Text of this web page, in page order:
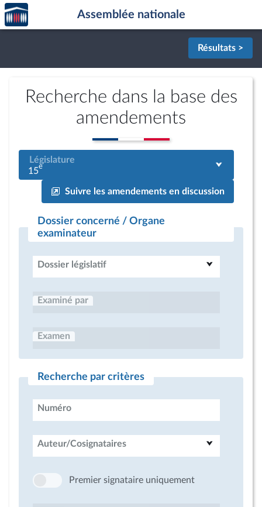
Aller au contenu
Aller en bas de la page
Accèder
à la
page
Assemblée nationale
Résultats >
Recherche dans la base des
amendements
Législature
15e
Suivre les amendements en discussion
Dossier concerné / Organe
examinateur
Dossier législatif
Examiné par
Examen
Recherche par critères
Numéro
Auteur/Cosignataires
Premier signataire uniquement